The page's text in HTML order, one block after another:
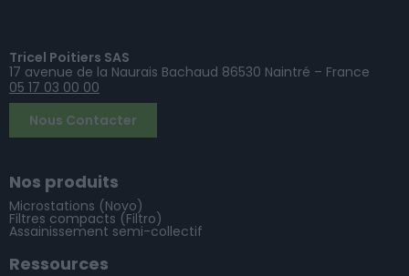
Tricel Poitiers SAS
17 avenue de la Naurais Bachaud 86530 Naintré – France
05 17 03 00 00
Nous Contacter
Nos produits
Microstations (Novo)
Filtres compacts (Filtro)
Assainissement semi-collectif
Ressources